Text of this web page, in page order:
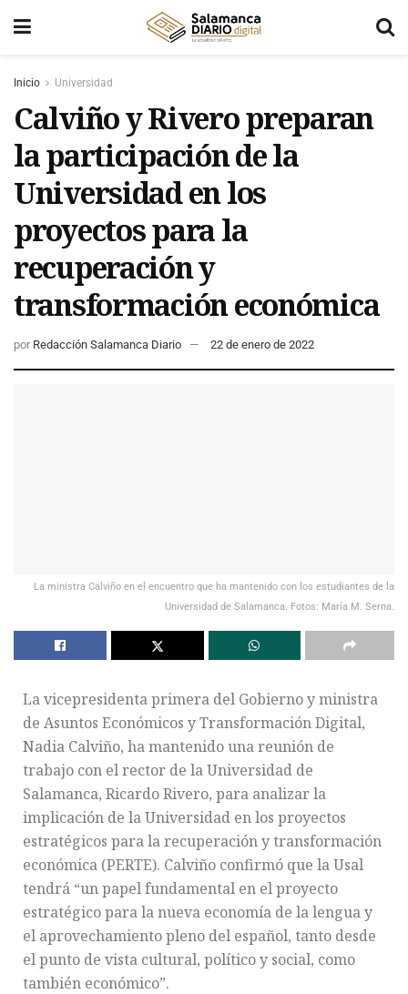
Inicio Universidad
Calviño y Rivero preparan
la participación de la
Universidad en los
proyectos para la
recuperación y
transformación económica
por Redacción Salamanca Diario 22 de enero de 2022
La ministra Calviño en el encuentro que ha mantenido con los estudiantes de la
Universidad de Salamanca. Fotos: María M. Serna.
La vicepresidenta primera del Gobierno y ministra
de Asuntos Económicos y Transformación Digital,
Nadia Calviño, ha mantenido una reunión de
trabajo con el rector de la Universidad de
Salamanca, Ricardo Rivero, para analizar la
implicación de la Universidad en los proyectos
estratégicos para la recuperación y transformación
económica (PERTE). Calviño confirmó que la Usal
tendrá “un papel fundamental en el proyecto
estratégico para la nueva economía de la lengua y
el aprovechamiento pleno del español, tanto desde
el punto de vista cultural, político y social, como
también económico”.